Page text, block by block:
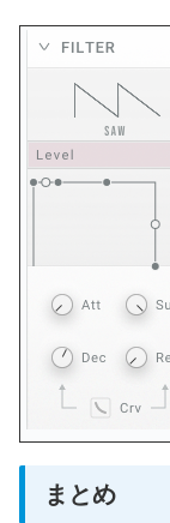
まとめ